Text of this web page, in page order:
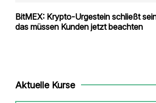
BitMEX: Krypto-Urgestein schließt
das müssen Kunden jetzt beachten
Aktuelle Kurse